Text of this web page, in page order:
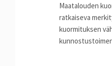
Maatalouden
ratkaiseva
kuormituksen